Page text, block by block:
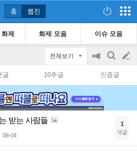
홈 웹진
제 화제 모음 이슈 모음
전체보기
공
on/off
검
색
글
쓰
글 10추글 인증글
받는 사람들
08-04
1
댓글